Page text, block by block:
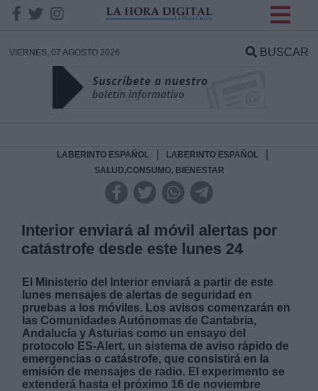
VIERNES, 07 AGOSTO 2026 BUSCAR
LABERINTO ESPAÑOL LABERINTO ESPAÑOL
SALUD,CONSUMO, BIENESTAR
Interior enviará al móvil alertas por
catástrofe desde este lunes 24
El Ministerio del Interior enviará a partir de este
lunes mensajes de alertas de seguridad en
pruebas a los móviles. Los avisos comenzarán en
las Comunidades Autónomas de Cantabria,
Andalucía y Asturias como un ensayo del
protocolo ES-Alert, un sistema de aviso rápido de
emergencias o catástrofe, que consistirá en la
emisión de mensajes de radio. El experimento se
extenderá hasta el próximo 16 de noviembre
DATOS
Responsable:
Destinatarios: